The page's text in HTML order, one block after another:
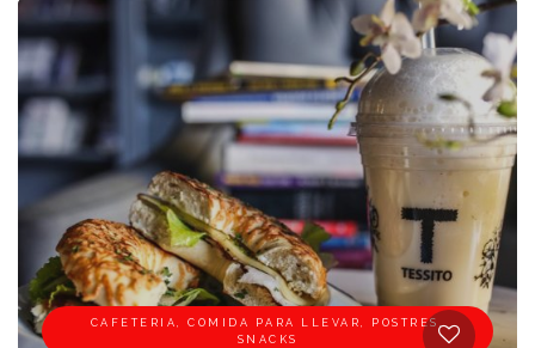
CAFETERIA, COMIDA PARA LLEVAR, POSTRES,
SNACKS